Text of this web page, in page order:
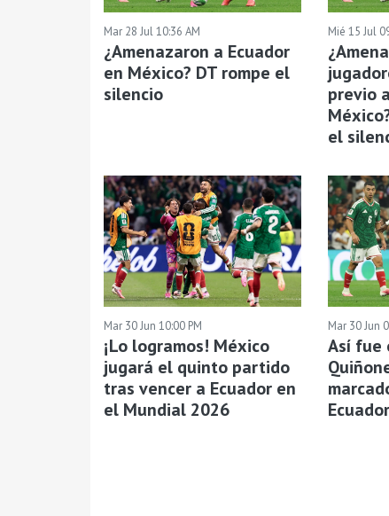
Mar 28 Jul 10:36 AM
¿Amenazaron a Ecuador
en México? DT rompe el
silencio
Mié 15 Jul
previo
el
Mar 30 Jun 10:00 PM
¡Lo logramos! México
jugará el quinto partido
tras vencer a Ecuador en
el Mundial 2026
Mar 30 Jun
Así fue